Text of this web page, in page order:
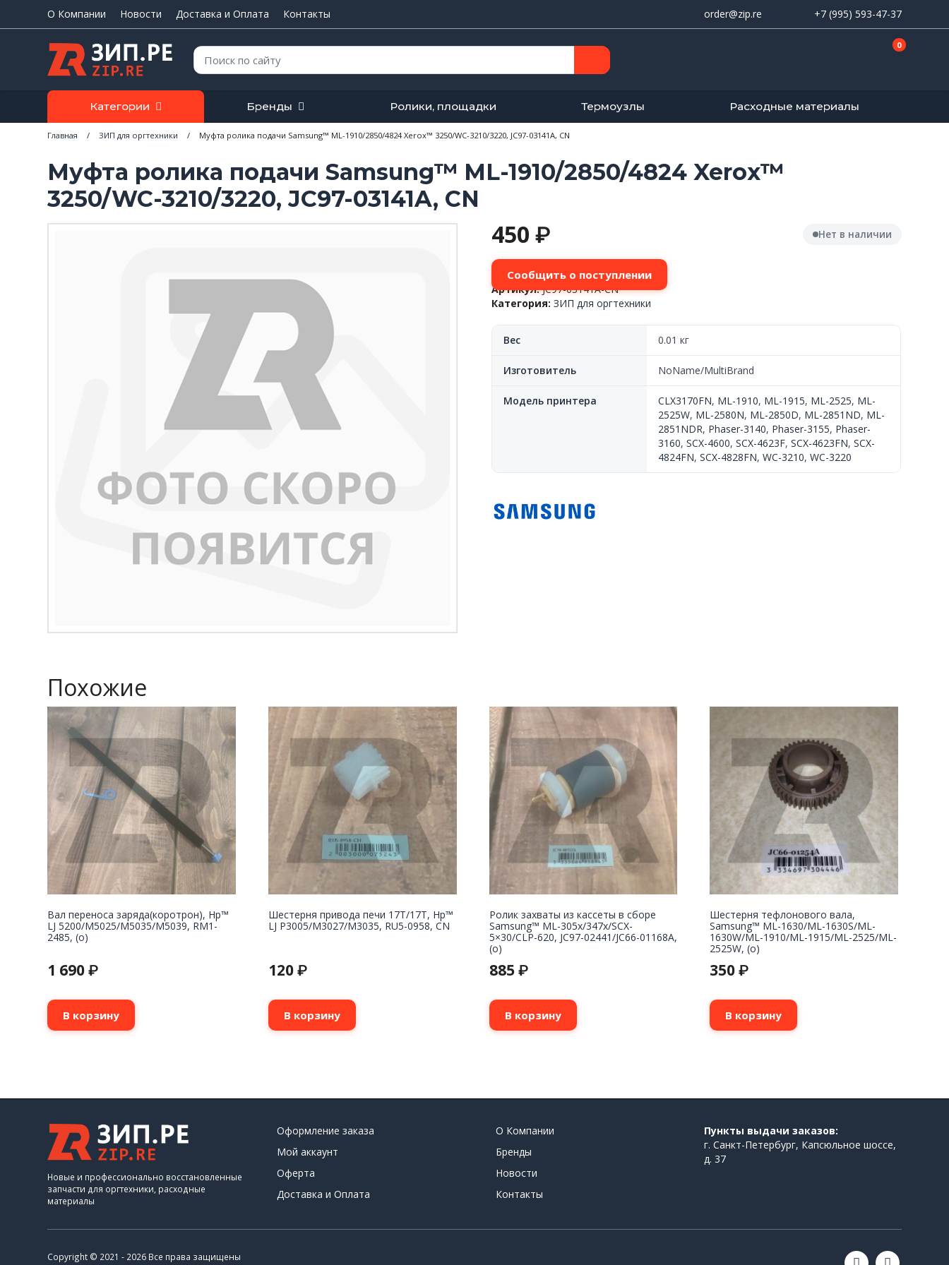
О Компании Новости Доставка и Оплата Контакты order@zip.re +7 (995) 593-47-37
Поиск: 0
Категории Бренды Ролики, площадки Термоузлы Расходные материалы
Главная / ЗИП для оргтехники / Муфта ролика подачи Samsung™ ML-1910/2850/4824 Xerox™ 3250/WC-3210/3220, JC97-03141A, CN
Муфта ролика подачи Samsung™ ML-1910/2850/4824 Xerox™
3250/WC-3210/3220, JC97-03141A, CN
450₽ Нет в наличии
Сообщить о поступлении
Артикул:JC97-03141A-CN
Категория:ЗИП для оргтехники
Вес 0.01 кг
Изготовитель NoName/MultiBrand
Модель принтера CLX3170FN, ML-1910, ML-1915, ML-2525, ML-
2525W, ML-2580N, ML-2850D, ML-2851ND, ML-
2851NDR, Phaser-3140, Phaser-3155, Phaser-
3160,SCX-4600,SCX-4623F,SCX-4623FN,SCX-
4824FN,SCX-4828FN,WC-3210,WC-3220
Похожие
Вал переноса заряда(коротрон), Hp™
LJ 5200/M5025/M5035/M5039, RM1-
2485, (о)
1 690 ₽
В корзину
Шестерня привода печи 17T/17T, Hp™
LJ P3005/M3027/M3035, RU5-0958, CN
120 ₽
В корзину
Ролик захваты из кассеты в сборе
Samsung™ ML-305x/347x/SCX-
5×30/CLP-620, JC97-02441/JC66-01168A,
(o)
885 ₽
В корзину
Шестерня тефлонового вала,
Samsung™ ML-1630/ML-1630S/ML-
1630W/ML-1910/ML-1915/ML-2525/ML-
2525W, (о)
350₽
В корзину
Новые и профессионально восстановленные
запчасти для оргтехники, расходные
материалы
Оформление заказа
Мой аккаунт
Оферта
Доставка и Оплата
О Компании
Бренды
Новости
Контакты
Пункты выдачи заказов:
г. Санкт-Петербург, Капсюльное шоссе,
д. 37
Copyright © 2021 - 2026 Все права защищены